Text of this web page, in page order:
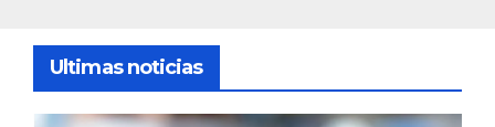
Ultimas noticias